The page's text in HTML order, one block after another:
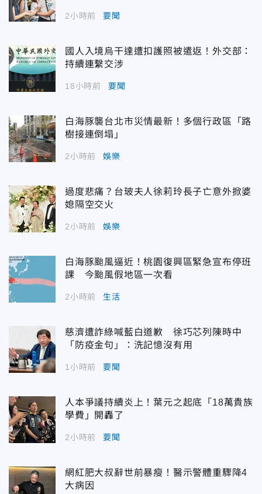
2小時前 要聞
國人入境烏干達遭扣護照被遣返！外交部：
持續連繫交涉
18小時前 要聞
白海豚襲台北市災情最新！多個行政區「路
樹接連倒塌」
2小時前 娛樂
過度悲痛？台玻夫人徐莉玲長子亡意外掀婆
媳隔空交火
2小時前 娛樂
白海豚颱風逼近！桃園復興區緊急宣布停班
課 今颱風假地區一次看
2小時前 生活
慈濟遭詐綠喊藍白道歉 徐巧芯列陳時中
「防疫金句」：洗記憶沒有用
1小時前 要聞
人本爭議持續炎上！葉元之起底「18萬貴族
學費」開轟了
2小時前 要聞
網紅肥大叔辭世前暴瘦！醫示警體重驟降4
大病因